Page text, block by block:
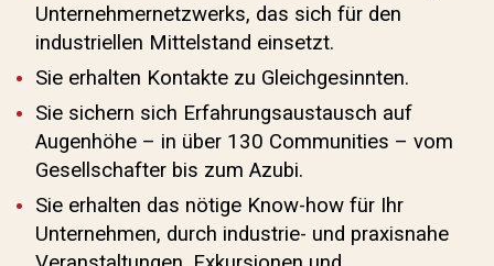
Unternehmernetzwerks, das sich für den
industriellen Mittelstand einsetzt.
Sie erhalten Kontakte zu Gleichgesinnten.
Sie sichern sich Erfahrungsaustausch auf
Augenhöhe – in über 130 Communities – vom
Gesellschafter bis zum Azubi.
Sie erhalten das nötige Know-how für Ihr
Unternehmen, durch industrie- und praxisnahe